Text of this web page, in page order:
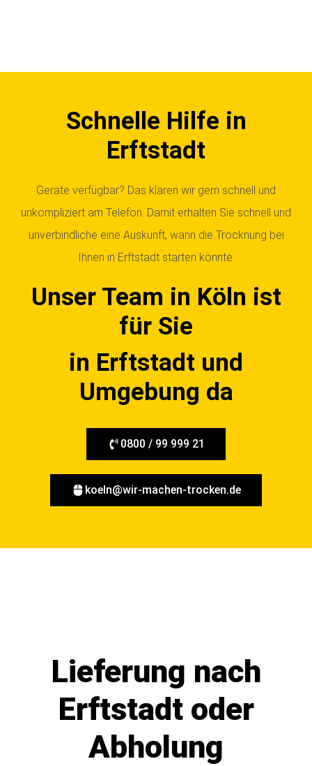
Schnelle Hilfe in
Erftstadt
Geräte verfügbar? Das klären wir gern schnell und
unkompliziert am Telefon. Damit erhalten Sie schnell und
unverbindliche eine Auskunft, wann die Trocknung bei
Ihnen in Erftstadt starten könnte.
Unser Team in Köln ist
für Sie
in Erftstadt und
Umgebung da
0800 / 99 999 21
koeln@wir-machen-trocken.de
Lieferung nach
Erftstadt oder
Abholung